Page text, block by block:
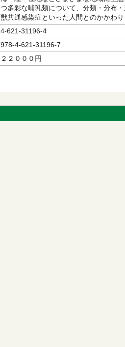
つ多彩な哺乳類について、分類・分布
獣共通感染症といった人間とのかかわ
4-621-31196-4
978-4-621-31196-7
２２０００円